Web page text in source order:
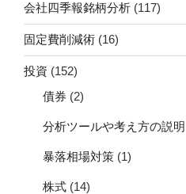
会社四季報銘柄分析 (117)
固定費削減術 (16)
投資 (152)
債券 (2)
分析ツールや考え方の説明
暴落相場対策 (1)
株式 (14)